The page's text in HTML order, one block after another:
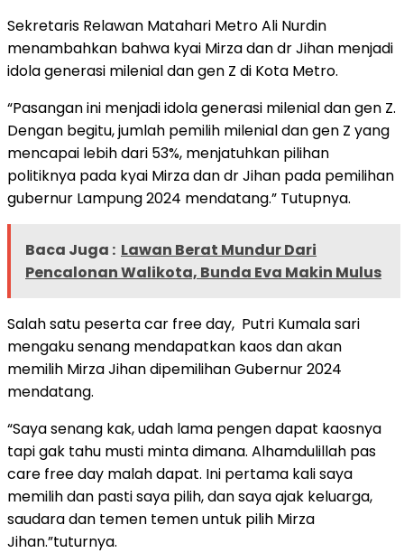
Sekretaris Relawan Matahari Metro Ali Nurdin
menambahkan bahwa kyai Mirza dan dr Jihan menjadi
idola generasi milenial dan gen Z di Kota Metro.
“Pasangan ini menjadi idola generasi milenial dan gen Z.
Dengan begitu, jumlah pemilih milenial dan gen Z yang
mencapai lebih dari 53%, menjatuhkan pilihan
politiknya pada kyai Mirza dan dr Jihan pada pemilihan
gubernur Lampung 2024 mendatang.” Tutupnya.
Baca Juga : Lawan Berat Mundur Dari
Pencalonan Walikota, Bunda Eva Makin Mulus
Salah satu peserta car free day, Putri Kumala sari
mengaku senang mendapatkan kaos dan akan
memilih Mirza Jihan dipemilihan Gubernur 2024
mendatang.
“Saya senang kak, udah lama pengen dapat kaosnya
tapi gak tahu musti minta dimana. Alhamdulillah pas
care free day malah dapat. Ini pertama kali saya
memilih dan pasti saya pilih, dan saya ajak keluarga,
saudara dan temen temen untuk pilih Mirza
Jihan.”tuturnya.